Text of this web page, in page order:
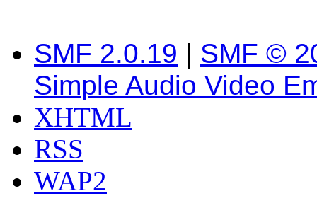
SMF 2.0.19 | SMF ©
Simple Audio Video
XHTML
RSS
WAP2